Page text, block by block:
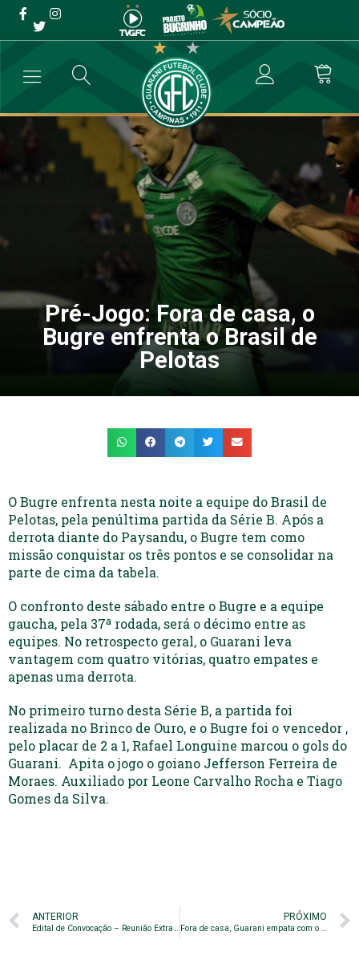
Pré-Jogo: Fora de casa, o
Bugre enfrenta o Brasil de
Pelotas
→ Pré-Jogo: Fora de casa, o Bugre enfrenta
Pré-Jogo: Fora de casa, o
Bugre enfrenta o Brasil de
Pelotas
O Bugre enfrenta nesta noite a equipe do Brasil de
Pelotas, pela penúltima partida da Série B. Após a
derrota diante do Paysandu, o Bugre tem como
missão conquistar os três pontos e se consolidar na
parte de cima da tabela.
O confronto deste sábado entre o Bugre e a equipe
gaucha, pela 37ª rodada, será o décimo entre as
equipes. No retrospecto geral, o Guarani leva
vantagem com quatro vitórias, quatro empates e
apenas uma derrota.
No primeiro turno desta Série B, a partida foi
realizada no Brinco de Ouro, e o Bugre foi o vencedor ,
pelo placar de 2 a 1, Rafael Longuine marcou o gols do
Guarani. Apita o jogo o goiano Jefferson Ferreira de
Moraes. Auxiliado por Leone Carvalho Rocha e Tiago
Gomes da Silva.
ANTERIOR
Edital de Convocação – Reunião Extraordinária do Conselho Deliberativo
PRÓXIMO
Fora de casa, Guarani empata com o Brasil de Pelotas